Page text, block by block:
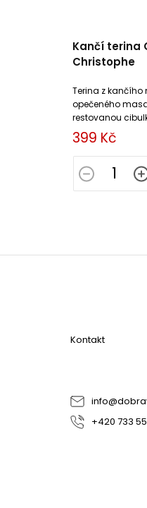
Kančí terina
Christophe
399 Kč
Terina z kančího
opečeného
restovanou
opravdovou
milovníky masa.
Z
Kontakt
info@
+420 733